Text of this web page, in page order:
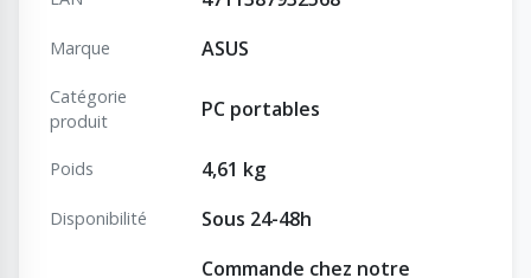
Marque ASUS
Catégorie
produit
PC portables
Poids 4,61 kg
Disponibilité Sous 24-48h
Commande chez notre